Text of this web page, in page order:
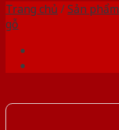
Trang chủ /Sản phẩm
gỗ